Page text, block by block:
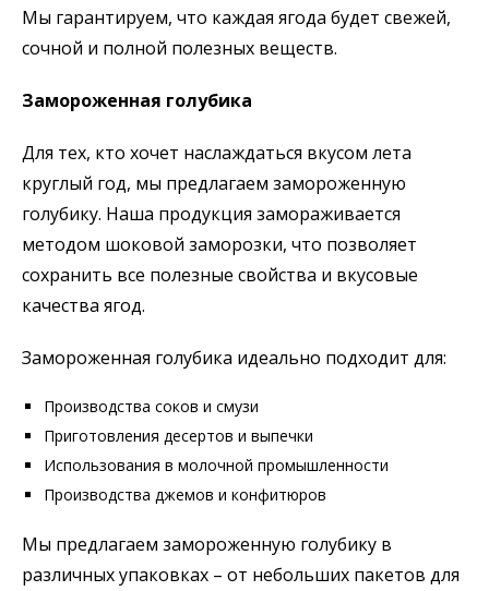
Мы гарантируем, что каждая ягода будет свежей,
сочной и полной полезных веществ.
Замороженная голубика
Для тех, кто хочет наслаждаться вкусом лета
круглый год, мы предлагаем замороженную
голубику. Наша продукция замораживается
методом шоковой заморозки, что позволяет
сохранить все полезные свойства и вкусовые
качества ягод.
Замороженная голубика идеально подходит для:
Производства соков и смузи
Приготовления десертов и выпечки
Использования в молочной промышленности
Производства джемов и конфитюров
Мы предлагаем замороженную голубику в
различных упаковках – от небольших пакетов для